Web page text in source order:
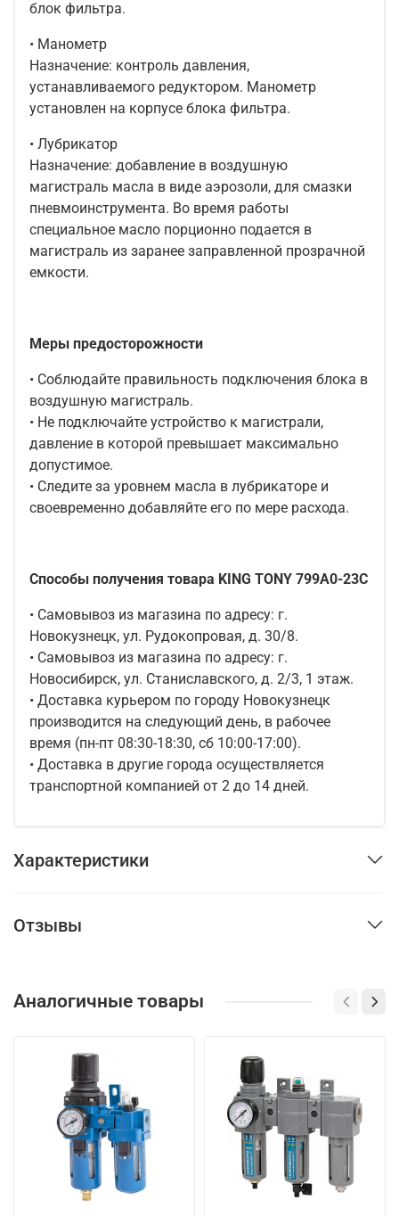
блок фильтра.
• Манометр
Назначение: контроль давления,
устанавливаемого редуктором. Манометр
установлен на корпусе блока фильтра.
• Лубрикатор
Назначение: добавление в воздушную
магистраль масла в виде аэрозоли, для смазки
пневмоинструмента. Во время работы
специальное масло порционно подается в
магистраль из заранее заправленной прозрачной
емкости.
Меры предосторожности
• Соблюдайте правильность подключения блока в
воздушную магистраль.
• Не подключайте устройство к магистрали,
давление в которой превышает максимально
допустимое.
• Следите за уровнем масла в лубрикаторе и
своевременно добавляйте его по мере расхода.
Способы получения товара KING TONY 799A0-23C
• Самовывоз из магазина по адресу: г.
Новокузнецк, ул. Рудокопровая, д. 30/8.
• Самовывоз из магазина по адресу: г.
Новосибирск, ул. Станиславского, д. 2/3, 1 этаж.
• Доставка курьером по городу Новокузнецк
производится на следующий день, в рабочее
время (пн-пт 08:30-18:30, сб 10:00-17:00).
• Доставка в другие города осуществляется
транспортной компанией от 2 до 14 дней.
Характеристики
Отзывы
Аналогичные товары